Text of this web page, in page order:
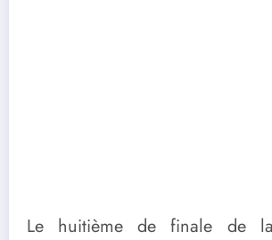
Le huitième de finale de